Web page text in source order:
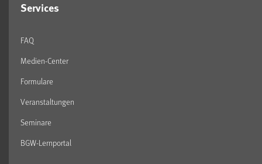
Services
FAQ
Medien-Center
Formulare
Veranstaltungen
Seminare
BGW-Lernportal